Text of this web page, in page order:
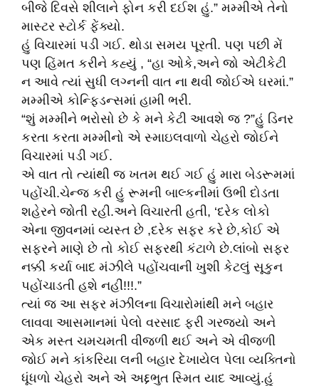
બીજે દિવસે શીલાને ફોન કરી દઈશ હું.” મમ્મીએ તેનો
માસ્ટર સ્ટોર્ક ફેંક્યો.
હું વિચારમાં પડી ગઈ. થોડા સમય પૂરતી. પણ પછી મેં
પણ હિંમત કરીને કહ્યું , “હા ઓકે,અને જો એટીકેટી
ન આવે ત્યાં સુધી લગ્નની વાત ના થવી જોઈએ ઘરમાં.”
મમ્મીએ કોન્ફિડન્સમાં હામી ભરી.
“શું મમ્મીને ભરોસો છે કે મને કેટી આવશે જ ?”હું ડિનર
કરતા કરતા મમ્મીનો એ સ્માઇલવાળો ચેહરો જોઈને
વિચારમાં પડી ગઈ.
એ વાત તો ત્યાંથી જ ખતમ થઈ ગઈ હું મારા બેડરૂમમાં
પહોંચી.ચેન્જ કરી હું રૂમની બાલ્કનીમાં ઉભી દોડતા
શહેરને જોતી રહી.અને વિચારતી હતી, ‘દરેક લોકો
એના જીવનમાં વ્યસ્ત છે ,દરેક સફર કરે છે,કોઈ એ
સફરને માણે છે તો કોઈ સફરથી કંટાળે છે.લાંબો સફર
નક્કી કર્યા બાદ મંઝીલે પહોંચવાની ખુશી કેટલું સૂકુન
પહોંચાડતી હશે નહીં!!!.”
ત્યાં જ આ સફર મંઝીલના વિચારોમાંથી મને બહાર
લાવવા આસમાનમાં પેલો વરસાદ ફરી ગરજ્યો અને
એક મસ્ત ચમચમતી વીજળી થઈ અને એ વીજળી
જોઈ મને કાંકરિયા લની બહાર દેખાયેલ પેલા વ્યક્તિનો
ધૂંધળો ચેહરો અને એ અદ્દભુત સ્મિત યાદ આવ્યું.હું